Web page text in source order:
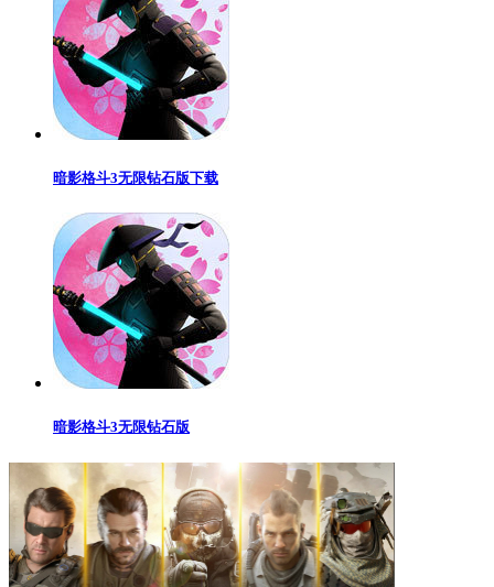
暗影格斗3无限钻石版下载
暗影格斗3无限钻石版